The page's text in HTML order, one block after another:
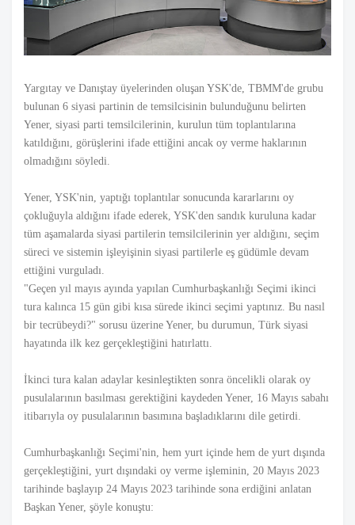
Yargıtay ve Danıştay üyelerinden oluşan YSK'de, TBMM'de grubu
bulunan 6 siyasi partinin de temsilcisinin bulunduğunu belirten
Yener, siyasi parti temsilcilerinin, kurulun tüm toplantılarına
katıldığını, görüşlerini ifade ettiğini ancak oy verme haklarının
olmadığını söyledi.
Yener, YSK'nin, yaptığı toplantılar sonucunda kararlarını oy
çokluğuyla aldığını ifade ederek, YSK'den sandık kuruluna kadar
tüm aşamalarda siyasi partilerin temsilcilerinin yer aldığını, seçim
süreci ve sistemin işleyişinin siyasi partilerle eş güdümle devam
ettiğini vurguladı.
"Geçen yıl mayıs ayında yapılan Cumhurbaşkanlığı Seçimi ikinci
tura kalınca 15 gün gibi kısa sürede ikinci seçimi yaptınız. Bu nasıl
bir tecrübeydi?" sorusu üzerine Yener, bu durumun, Türk siyasi
hayatında ilk kez gerçekleştiğini hatırlattı.
İkinci tura kalan adaylar kesinleştikten sonra öncelikli olarak oy
pusulalarının basılması gerektiğini kaydeden Yener, 16 Mayıs sabahı
itibarıyla oy pusulalarının basımına başladıklarını dile getirdi.
Cumhurbaşkanlığı Seçimi'nin, hem yurt içinde hem de yurt dışında
gerçekleştiğini, yurt dışındaki oy verme işleminin, 20 Mayıs 2023
tarihinde başlayıp 24 Mayıs 2023 tarihinde sona erdiğini anlatan
Başkan Yener, şöyle konuştu: